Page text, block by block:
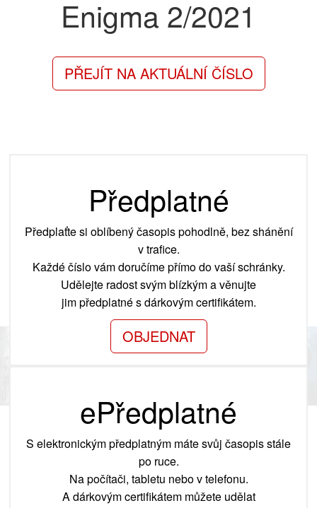
Enigma 2/2021
PŘEJÍT NA AKTUÁLNÍ ČÍSLO
Předplatné
Předplaťte si oblíbený časopis pohodlně, bez shánění
v trafice.
Každé číslo vám doručíme přímo do vaší schránky.
Udělejte radost svým blízkým a věnujte
jim předplatné s dárkovým certifikátem.
OBJEDNAT
ePředplatné
S elektronickým předplatným máte svůj časopis stále
po ruce.
Na počítači, tabletu nebo v telefonu.
A dárkovým certifikátem můžete udělat